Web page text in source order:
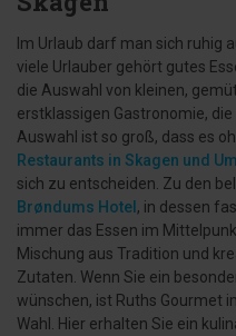
Im Urlaub darf man sich ruhig
viele Urlauber gehört gutes
die Auswahl von kleinen,
erstklassigen Gastronomie,
Auswahl ist so groß, dass es
Restaurants in Skagen und
sich zu entscheiden. Zu den
Brøndums Hotel , in dessen
immer das Essen im
Mischung aus Tradition und
Zutaten. Wenn Sie ein
wünschen, ist Ruths Gourmet
Wahl. Hier erhalten Sie ein